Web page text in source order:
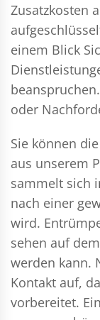
Zusatzkosten
einem Blick
oder
Sie können
aus unserem
sammelt sich
nach einer
wird.
sehen auf
werden kann.
Kontakt auf,
vorbereitet.